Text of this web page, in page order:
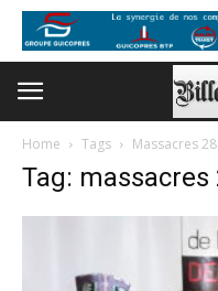
Home Tags Massacres
Tag: